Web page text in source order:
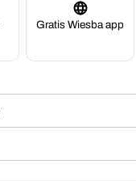
Gratis Wiesba app